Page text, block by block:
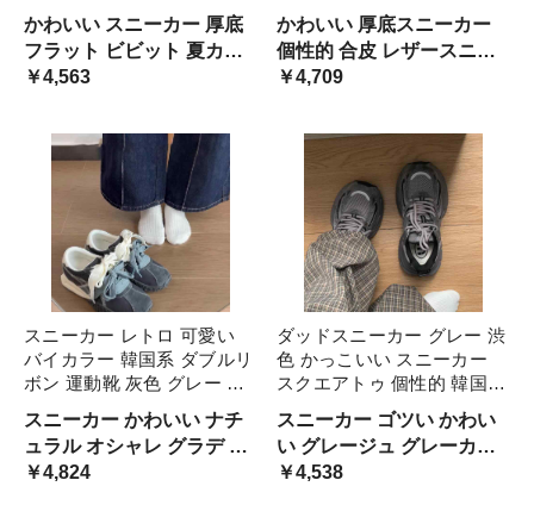
華やか ポップ 個性的 運動
靴 レディース 無地 ワント
ーン 単色 目立つ オルチャ
ン 女子 元気 夏色 夏 明るい
かわいい スニーカー 厚底
フラット ビビット 夏カラ
ー インスタ映え オルチャ
ト オシャレ きれいめ 厚底
靴 存在感 セレブ モデル 通
￥4,563
白色 ホワイト コーデ 春ス
ニーカー 夏スニーカー フラ
ット 太紐 キュート 幼い 中
学生 高校生 ぽってり 甘い
かわいい 厚底スニーカー
個性的 合皮 レザースニー
カー オールホワイト 無地
ル 森ガール 量産系 量産型
￥4,709
スニーカー レトロ 可愛い
バイカラー 韓国系 ダブルリ
ボン 運動靴 灰色 グレー 白
ホワイト グラデーション き
れいめ 配色 厚底 シューズ
クッションソール グレージ
ュ シック 春ス 大人カラー
スニーカー かわいい ナチ
ュラル オシャレ グラデ 配
色 ダークグレー 厚底スニ
￥4,824
ダッドスニーカー グレー 渋
色 かっこいい スニーカー
スクエアトゥ 個性的 韓国系
運動靴 灰色 ダークカラー
厚底 クッションソール メッ
シュ 通気性 くすみカラー
クール オルチ グラデーショ
スニーカー ゴツい かわい
い グレージュ グレーカラ
ー 暗色 渋カラー カッコい
￥4,538